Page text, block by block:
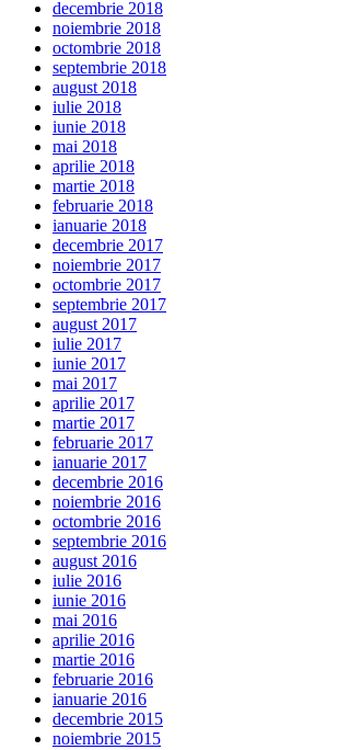
decembrie 2018
noiembrie 2018
octombrie 2018
septembrie 2018
august 2018
iulie 2018
iunie 2018
mai 2018
aprilie 2018
martie 2018
februarie 2018
ianuarie 2018
decembrie 2017
noiembrie 2017
octombrie 2017
septembrie 2017
august 2017
iulie 2017
iunie 2017
mai 2017
aprilie 2017
martie 2017
februarie 2017
ianuarie 2017
decembrie 2016
noiembrie 2016
octombrie 2016
septembrie 2016
august 2016
iulie 2016
iunie 2016
mai 2016
aprilie 2016
martie 2016
februarie 2016
ianuarie 2016
decembrie 2015
noiembrie 2015